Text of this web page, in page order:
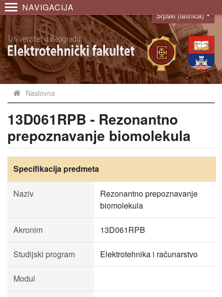
NAVIGACIJA
Language
Srpski (latinica)
Naslovna
13D061RPB - Rezonantno
prepoznavanje biomolekula
Specifikacija predmeta
Naziv
Rezonantno prepoznavanje
biomolekula
Akronim 13D061RPB
Studijski program Elektrotehnika i računarstvo
Modul